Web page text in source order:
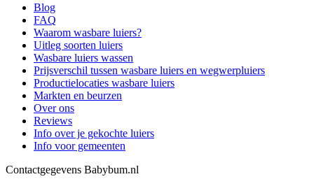
Blog
FAQ
Waarom wasbare luiers?
Uitleg soorten luiers
Wasbare luiers wassen
Prijsverschil tussen wasbare luiers en wegwerpluiers
Productielocaties wasbare luiers
Markten en beurzen
Over ons
Reviews
Info over je gekochte luiers
Info voor gemeenten
Contactgegevens Babybum.nl